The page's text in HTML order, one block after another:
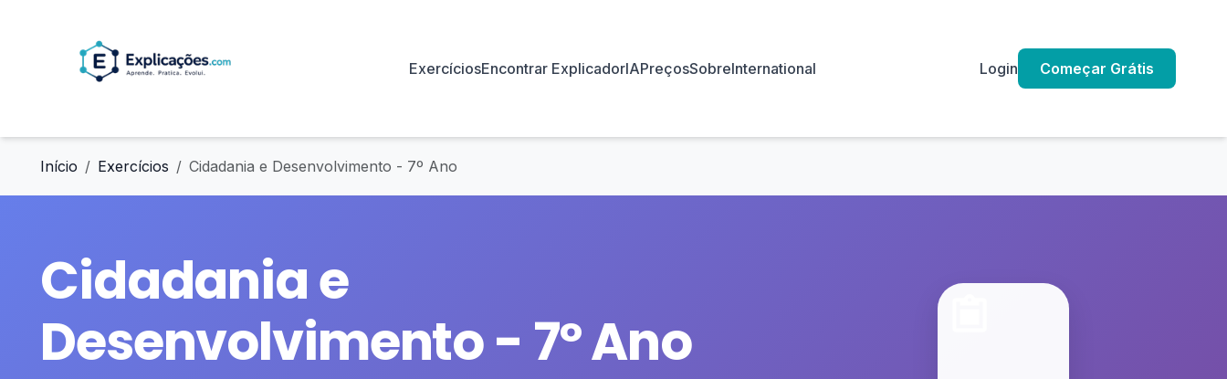
ExercíciosEncontrar ExplicadorIAPreçosSobreInternational Login Começar Grátis
Início Exercícios Cidadania e Desenvolvimento - 7º Ano
Cidadania e
Desenvolvimento - 7º Ano